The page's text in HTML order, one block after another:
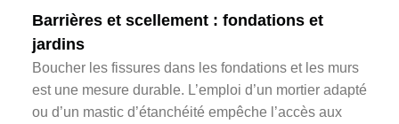
Barrières et scellement : fondations et
jardins
Boucher les fissures dans les fondations et les murs
est une mesure durable. L’emploi d’un mortier adapté
ou d’un mastic d’étanchéité empêche l’accès aux